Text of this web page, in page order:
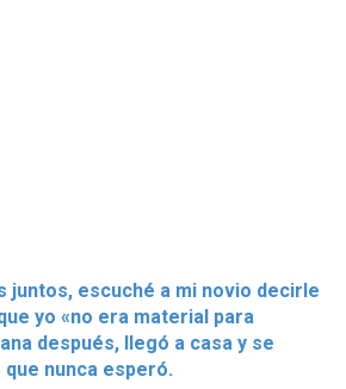
juntos, escuché a mi novio decirle
yo «no era material para
después, llegó a casa y se
nunca esperó.